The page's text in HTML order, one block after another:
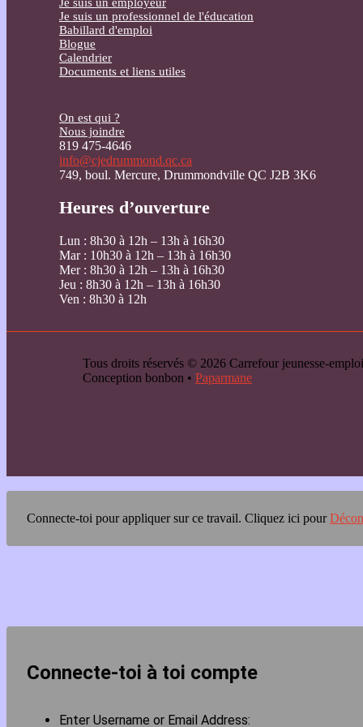
Je suis un professionnel de l'éducation
Babillard d'emploi
Blogue
Calendrier
Documents et liens utiles
On est qui ?
Nous joindre
819 475-4646
info@cjedrummond.qc.ca
749, boul. Mercure, Drummondville QC J2B 3K6
Heures d’ouverture
Lun : 8h30 à 12h – 13h à 16h30
Mar : 10h30 à 12h – 13h à 16h30
Mer : 8h30 à 12h – 13h à 16h30
Jeu : 8h30 à 12h – 13h à 16h30
Ven : 8h30 à 12h
Tous droits réservés © 2026 Carrefour jeunesse-
Conception bonbon • Paparmane
Connecte-toi pour appliquer sur ce travail. Cliquez ici pour
Connecte-toi à toi compte
Enter Username or Email Address: